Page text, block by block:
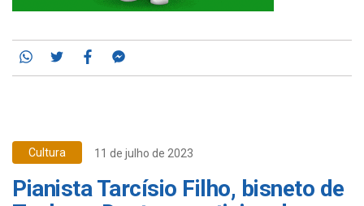
Whatsapp
TwitterFacebook
Cultura 11 de julho de 2023
Pianista Tarcísio Filho, bisneto de